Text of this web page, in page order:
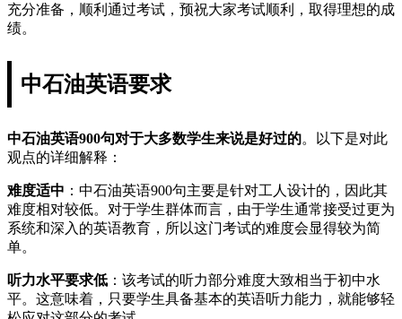
充分准备，顺利通过考试，预祝大家考试顺利，取得理想的成
绩。
中石油英语要求
中石油英语900句对于大多数学生来说是好过的。以下是对此
观点的详细解释：
难度适中 ：中石油英语900句主要是针对工人设计的，因此其
难度相对较低。对于学生群体而言，由于学生通常接受过更为
系统和深入的英语教育，所以这门考试的难度会显得较为简
单。
听力水平要求低 ：该考试的听力部分难度大致相当于初中水
平。这意味着，只要学生具备基本的英语听力能力，就能够轻